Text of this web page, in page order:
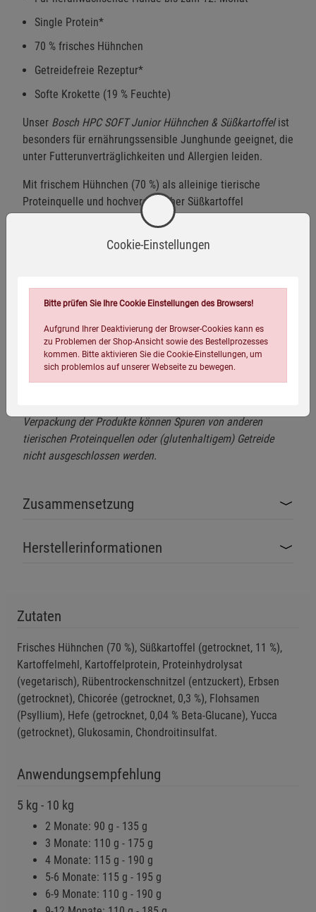
Single Protein*
70 % frisches Hühnchen
Getreidefreie Rezeptur*
Softe Krokette (19 % Feuchte)
Unser Bosch HPC SOFT Junior Hühnchen & Süßkartoffelist
besonders für ernährungssensible Junghunde geeignet, die
unter Futterunverträglichkeiten und Allergien leiden.
Mit frischem Hühnchen (70 %) als alleinige tierische
Proteinquelle und hochverdaulicher Süßkartoffel
verwöhnen Sie Ihren Junghund schonend und natürlich
dieses Futter zu einem besonderen Geschmackserlebnis
Ab dem 12. Lebensmonat, wenn Ihr Hund sein Endgewicht
umstellen.
Kann sowohl trocken als auch angefeuchtet verfüttert
Verpackung der Produkte können Spuren von anderen
tierischen Proteinquellen oder (glutenhaltigem) Getreide
nicht ausgeschlossen werden.
Zusammensetzung
Herstellerinformationen
Zutaten
Frisches Hühnchen (70 %), Süßkartoffel (getrocknet, 11 %),
Kartoffelmehl, Kartoffelprotein, Proteinhydrolysat
(vegetarisch), Rübentrockenschnitzel (entzuckert), Erbsen
(getrocknet), Chicorée (getrocknet, 0,3 %), Flohsamen
(Psyllium), Hefe (getrocknet, 0,04 % Beta-Glucane), Yucca
(getrocknet), Glukosamin, Chondroitinsulfat.
Anwendungsempfehlung
5 kg - 10 kg
2 Monate: 90 g - 135 g
3 Monate: 110 g - 175 g
4 Monate: 115 g - 190 g
5-6 Monate: 115 g - 195 g
6-9 Monate: 110 g - 190 g
Cookie-Einstellungen
Bitte prüfen Sie Ihre Cookie Einstellungen des Browsers!
Aufgrund Ihrer Deaktivierung der Browser-Cookies kann es
zu Problemen der Shop-Ansicht sowie des Bestellprozesses
kommen. Bitte aktivieren Sie die Cookie-Einstellungen, um
sich problemlos auf unserer Webseite zu bewegen.
Funktionale Cookies (1)
Beschreibung Funktionale Cookies
Cookie-Informationen anzeigen
Beschreibung Statistik Cookies
Marketing Cookies (3)
Beschreibung Marketing Cookies
Cookie-Informationen